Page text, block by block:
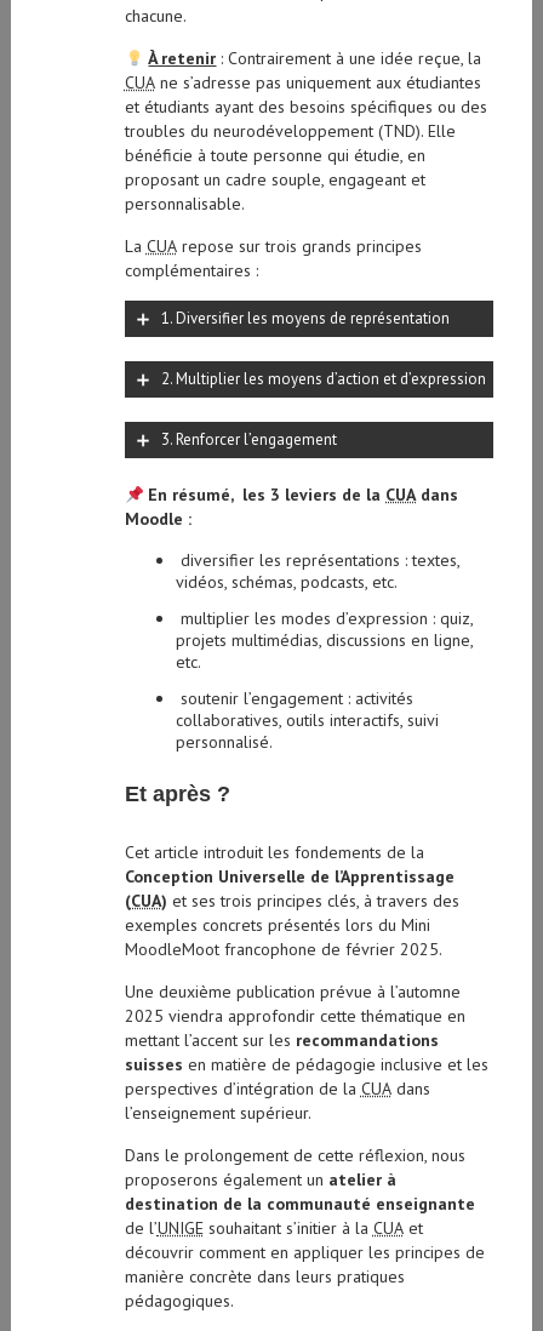
chacune.
À retenir : Contrairement à une idée reçue, la
CUAne s’adresse pas uniquement aux étudiantes
et étudiants ayant des besoins spécifiques ou des
troubles du neurodéveloppement (TND). Elle
bénéficie à toute personne qui étudie, en
proposant un cadre souple, engageant et
personnalisable.
La CUArepose sur trois grands principes
complémentaires :
1. Diversifier les moyens de représentation
2. Multiplier les moyens d’action et d’expression
3. Renforcer l’engagement
En résumé, les 3 leviers de la CUAdans
Moodle :
diversifier les représentations : textes,
vidéos, schémas, podcasts, etc.
multiplier les modes d’expression : quiz,
projets multimédias, discussions en ligne,
etc.
soutenir l’engagement : activités
collaboratives, outils interactifs, suivi
personnalisé.
Et après ?
Cet article introduit les fondements de la
Conception Universelle de l’Apprentissage
(CUA) et ses trois principes clés, à travers des
exemples concrets présentés lors du Mini
MoodleMoot francophone de février 2025.
Une deuxième publication prévue à l’automne
2025 viendra approfondir cette thématique en
mettant l’accent sur les recommandations
suisses en matière de pédagogie inclusive et les
perspectives d’intégration de la CUAdans
l’enseignement supérieur.
Dans le prolongement de cette réflexion, nous
proposerons également un atelier à
destination de la communauté enseignante
de l’UNIGEsouhaitant s’initier à la CUAet
découvrir comment en appliquer les principes de
manière concrète dans leurs pratiques
pédagogiques.